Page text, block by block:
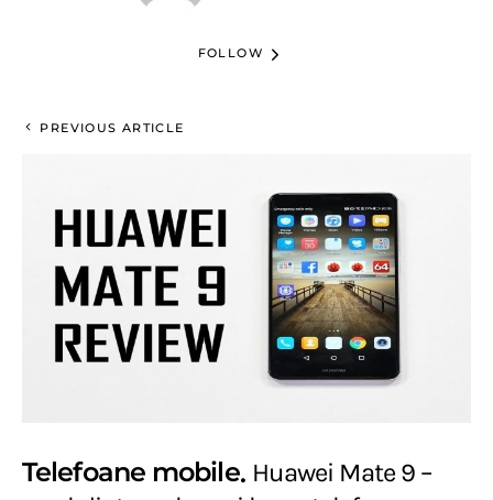
FOLLOW
PREVIOUS ARTICLE
Telefoane mobile Huawei Mate 9 –